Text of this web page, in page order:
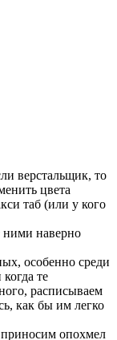
верстальщик, то
цвета
таб (или у кого
ними наверно
особенно среди
те
расписываем
как бы им легко
опохмел